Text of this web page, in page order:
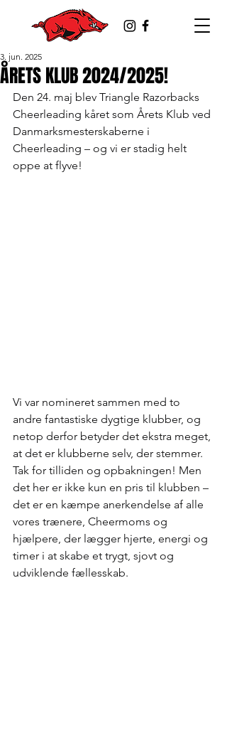
ÅRETS KLUB 2024/2025!
3. jun. 2025
Den 24. maj blev Triangle Razorbacks
Cheerleading kåret som Årets Klub ved
Danmarksmesterskaberne i
Cheerleading – og vi er stadig helt
oppe at flyve!
Vi var nomineret sammen med to
andre fantastiske dygtige klubber, og
netop derfor betyder det ekstra meget,
at det er klubberne selv, der stemmer.
Tak for tilliden og opbakningen! Men
det her er ikke kun en pris til klubben –
det er en kæmpe anerkendelse af alle
vores trænere, Cheermoms og
hjælpere, der lægger hjerte, energi og
timer i at skabe et trygt, sjovt og
udviklende fællesskab.